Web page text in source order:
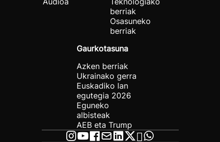
berriak
Osasuneko
berriak
Gaurkotasuna
Azken berriak
Ukrainako gerra
Euskadiko lan
egutegia 2026
Eguneko
albisteak
AEB eta Trump